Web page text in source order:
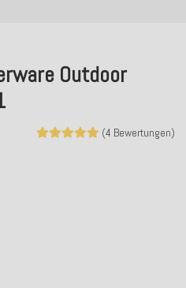
Deutschlands ab 99€ Bestellwert
Outdoor
(4 Bewertungen)